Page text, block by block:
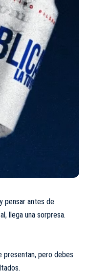
pensar antes de
llega una sorpresa.
presentan, pero debes